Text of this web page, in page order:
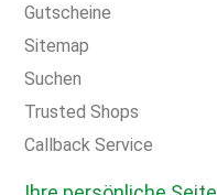
Gutscheine
Sitemap
Suchen
Trusted Shops
Callback Service